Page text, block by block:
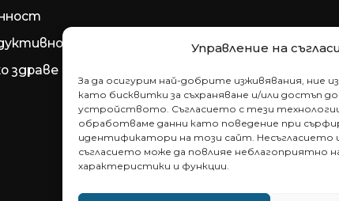
Управление на
За да осигурим най-добрите изживявания, ние
като бисквитки за съхраняване и/или достъп
устройството. Съгласието с тези
обработваме данни като поведение при
идентификатори на този сайт.
съгласието може да повлияе неблагоприятно
характеристики и функции.
здраве
здраве